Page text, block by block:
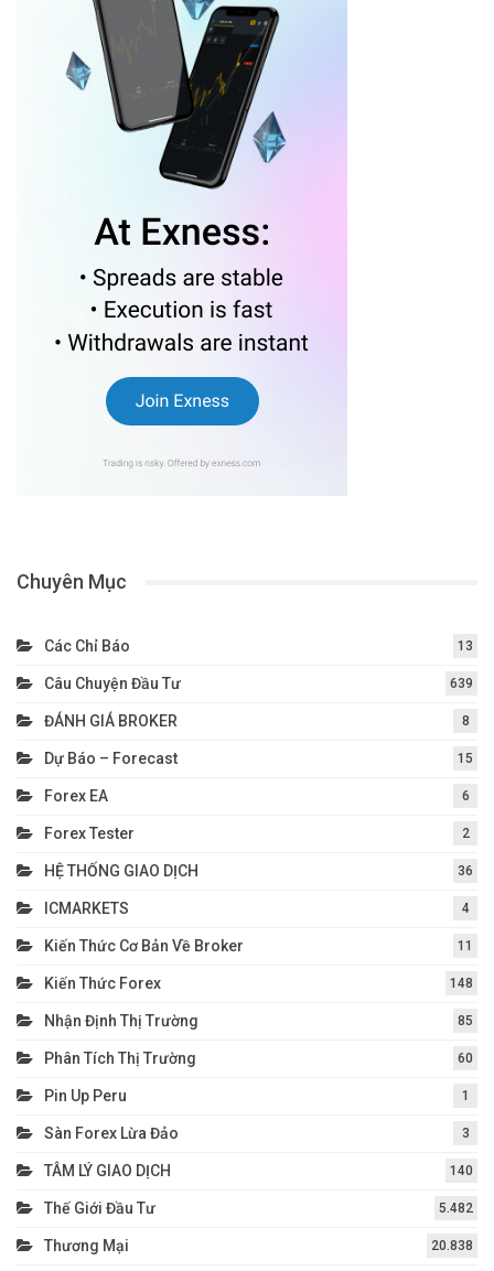
Chuyên Mục
Các Chỉ Báo 13
Câu Chuyện Đầu Tư 639
ĐÁNH GIÁ BROKER 8
Dự Báo – Forecast 15
Forex EA 6
Forex Tester 2
HỆ THỐNG GIAO DỊCH 36
ICMARKETS 4
Kiến Thức Cơ Bản Về Broker 11
Kiến Thức Forex 148
Nhận Định Thị Trường 85
Phân Tích Thị Trường 60
Pin Up Peru 1
Sàn Forex Lừa Đảo 3
TÂM LÝ GIAO DỊCH 140
Thế Giới Đầu Tư 5.482
Thương Mại 20.838